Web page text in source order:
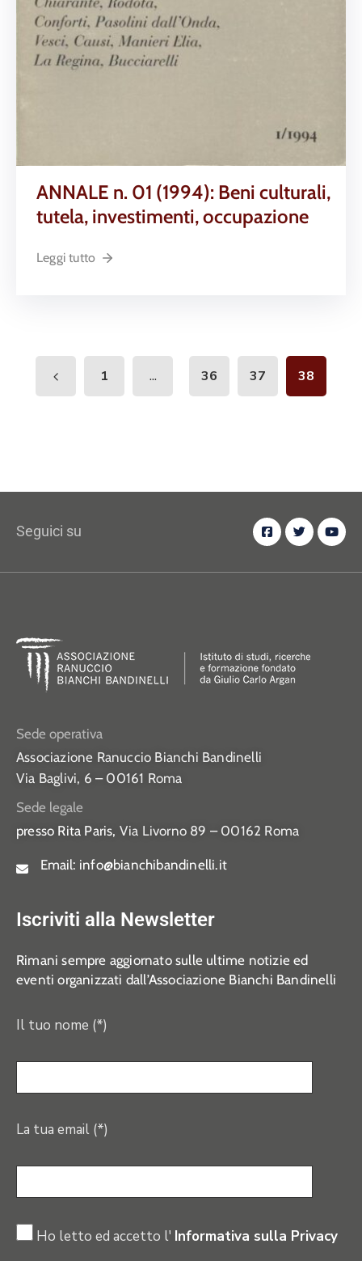
ANNALE n. 01 (1994): Beni culturali,
tutela, investimenti, occupazione
Leggi tutto
1 ... 36 37 38
Seguici su
Sede operativa
Associazione Ranuccio Bianchi Bandinelli
Via Baglivi, 6 – 00161 Roma
Sede legale
presso Rita Paris, Via Livorno 89 – 00162 Roma
Email: info@bianchibandinelli.it
Iscriviti alla Newsletter
Rimani sempre aggiornato sulle ultime notizie ed
eventi organizzati dall’Associazione Bianchi Bandinelli
Il tuo nome (*)
La tua email (*)
Ho letto ed accetto l' Informativa sulla Privacy